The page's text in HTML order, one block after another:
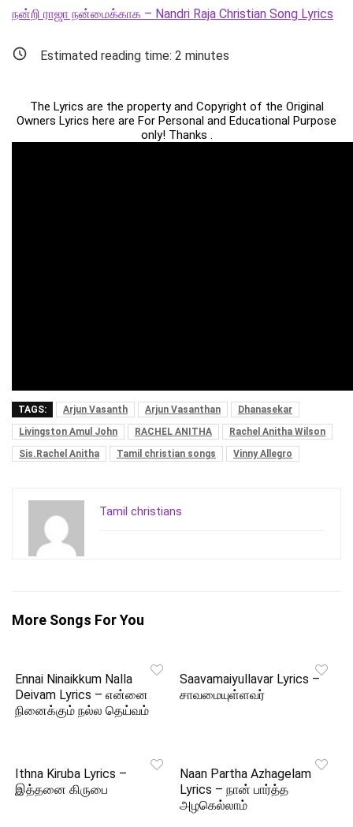
நன்றி ராஜா நன்மைக்காக – Nandri Raja Christian Song Lyrics
Estimated reading time: 2 minutes
The Lyrics are the property and Copyright of the Original
Owners Lyrics here are For Personal and Educational Purpose
only! Thanks .
TAGS: Arjun Vasanth Arjun Vasanthan
Dhanasekar
Livingston Amul John
RACHEL ANITHA
Rachel Anitha Wilson
Sis.Rachel Anitha
Tamil christian songs Vinny Allegro
Tamil christians
More Songs For You
Ennai Ninaikkum Nalla
Deivam Lyrics – என்னை
நினைக்கும் நல்ல தெய்வம்
Saavamaiyullavar Lyrics –
சாவமையுள்ளவர்
Ithna Kiruba Lyrics –
இத்தனை கிருபை
Naan Partha Azhagelam
Lyrics – நான் பார்த்த
அழகெல்லாம்